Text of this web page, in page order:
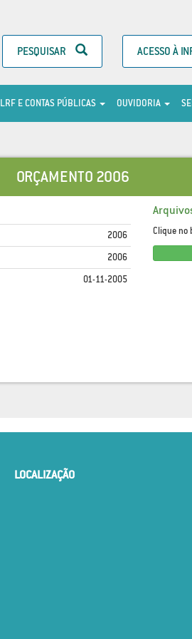
PESQUISAR ACESSO À
LRF E CONTAS PÚBLICAS OUVIDORIA
ORÇAMENTO 2006
2006
2006
01-11-2005
Clique no
LOCALIZAÇÃO